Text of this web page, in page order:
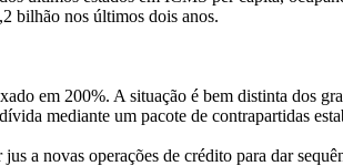
bilhão nos últimos dois anos.
em 200%. A situação é bem distinta dos
mediante um pacote de contrapartidas
a novas operações de crédito para dar